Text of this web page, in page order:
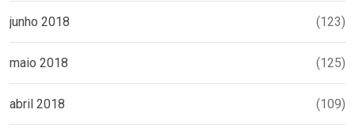
junho 2018 (123)
maio 2018 (125)
abril 2018 (109)